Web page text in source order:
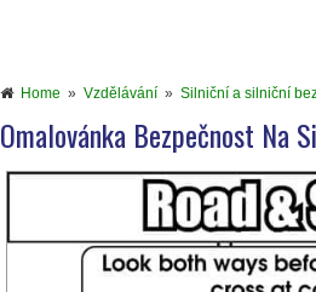
Home » Vzdělávání » Silniční a silniční
Omalovánka Bezpečnost Na